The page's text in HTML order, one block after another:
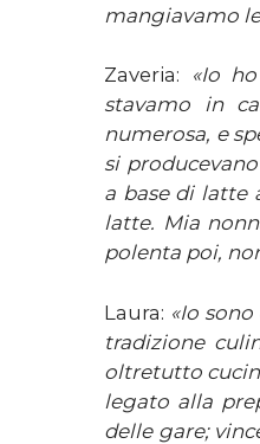
mangiavamo
Zaveria:
«Io
stavamo in
numerosa, e
si
a base di latte
latte. Mia
polenta poi,
Laura: «Io
tradizione
oltretutto
legato alla
delle gare;